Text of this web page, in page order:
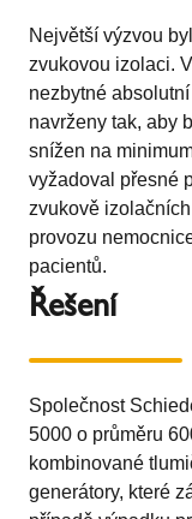
Největší výzvou
zvukovou izolaci.
nezbytné
navrženy tak, aby
snížen na
vyžadoval přesné
zvukově
provozu
pacientů.
Řešení
Společnost
5000 o průměru
kombinované
generátory, které